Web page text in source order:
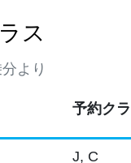
ス
より
予約ク
J, C